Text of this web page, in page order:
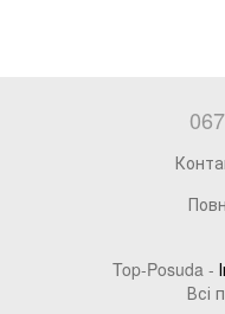
Top-Posuda -
Всі